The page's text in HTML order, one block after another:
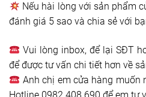
Nếu hài lòng với sản phẩm
đánh giá 5 sao và chia sẻ với
Vui lòng inbox, để lại SĐT
để được tư vấn chi tiết hơn về
Anh chị em cửa hàng muốn